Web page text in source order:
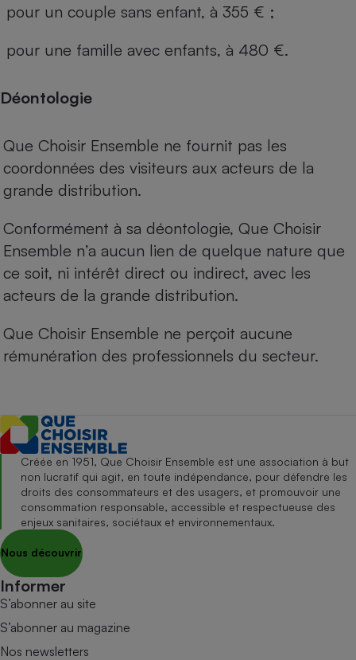
pour un couple sans enfant, à 355 € ;
pour une famille avec enfants, à 480 €.
Déontologie
Que Choisir Ensemble ne fournit pas les
coordonnées des visiteurs aux acteurs de la
grande distribution.
Conformément à sa déontologie, Que Choisir
Ensemble n’a aucun lien de quelque nature que
ce soit, ni intérêt direct ou indirect, avec les
acteurs de la grande distribution.
Que Choisir Ensemble ne perçoit aucune
rémunération des professionnels du secteur.
Créée en 1951, Que Choisir Ensemble est une association à but
non lucratif qui agit, en toute indépendance, pour défendre les
droits des consommateurs et des usagers, et promouvoir une
consommation responsable, accessible et respectueuse des
enjeux sanitaires, sociétaux et environnementaux.
Nous découvrir
Informer
S’abonner au site
S’abonner au magazine
Nos newsletters